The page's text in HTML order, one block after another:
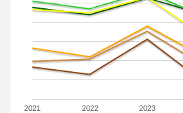
2021 2022 2023